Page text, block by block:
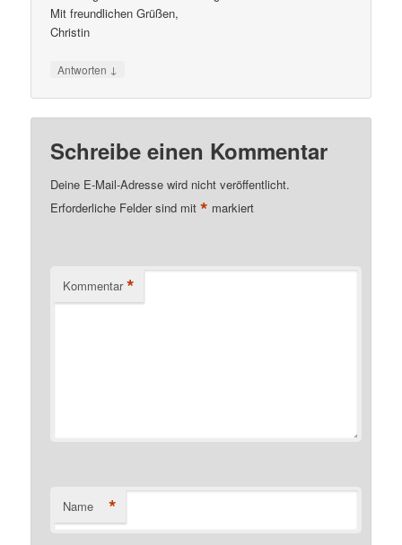
Mit freundlichen Grüßen,
Christin
Antworten ↓
Schreibe einen Kommentar
Deine E-Mail-Adresse wird nicht veröffentlicht.
Erforderliche Felder sind mit* markiert
Kommentar *
Name *